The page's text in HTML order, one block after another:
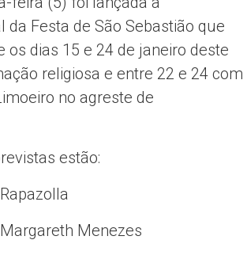
da Festa de São Sebastião que
os dias 15 e 24 de janeiro deste
religiosa e entre 22 e 24 com
no agreste de
estão:
Menezes